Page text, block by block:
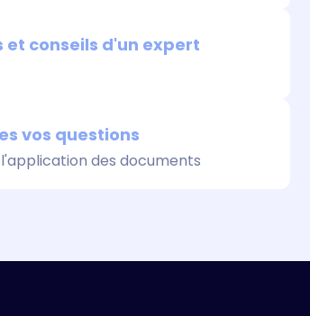
et conseils d'un expert​
vos questions​
des documents